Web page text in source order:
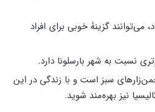
می‌توانند گزینۀ خوبی برای افراد
نسبت به شهر بارسلونا دارد.
سبز است و با زندگی در این
نیز بهره‌مند شوید.